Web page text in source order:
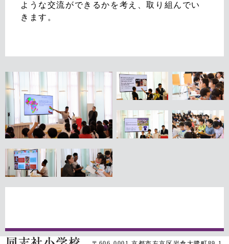
ような交流ができるかを考え、取り組んでい
きます。